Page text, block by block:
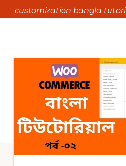
customization bangla